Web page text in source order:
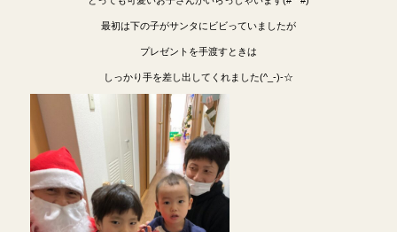
最初は下の子がサンタにビビっていましたが
プレゼントを手渡すときは
しっかり手を差し出してくれました(^_-)-☆